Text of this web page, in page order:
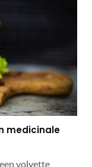
medicinale
volvette